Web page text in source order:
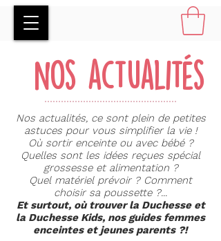
nos actualités
Nos actualités, ce sont plein de petites
astuces pour vous simplifier la vie !
Où sortir enceinte ou avec bébé ?
Quelles sont les idées reçues spécial
grossesse et alimentation ?
Quel matériel prévoir ? Comment
choisir sa poussette ?...
Et surtout, où trouver la Duchesse et
la Duchesse Kids, nos guides femmes
enceintes et jeunes parents ?!